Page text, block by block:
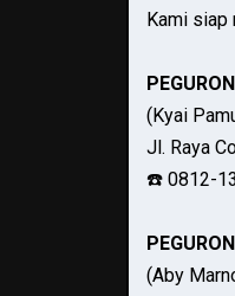
Kami siap
(Kyai
Jl. Raya
☎️ 0812-
(Aby